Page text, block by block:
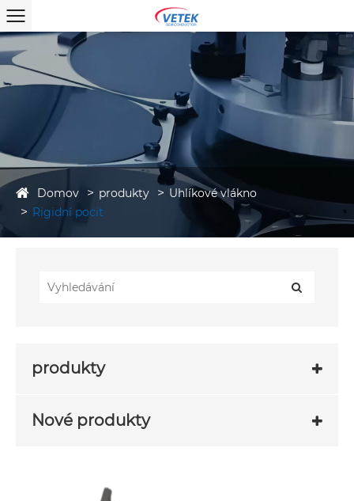
Domov produkty
Uhlíkové vlákno
Rigidní pocit
produkty
Nové produkty